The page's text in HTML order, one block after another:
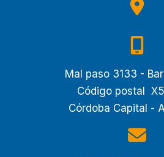
Mal paso 3133 -
Código postal
Córdoba Capital -